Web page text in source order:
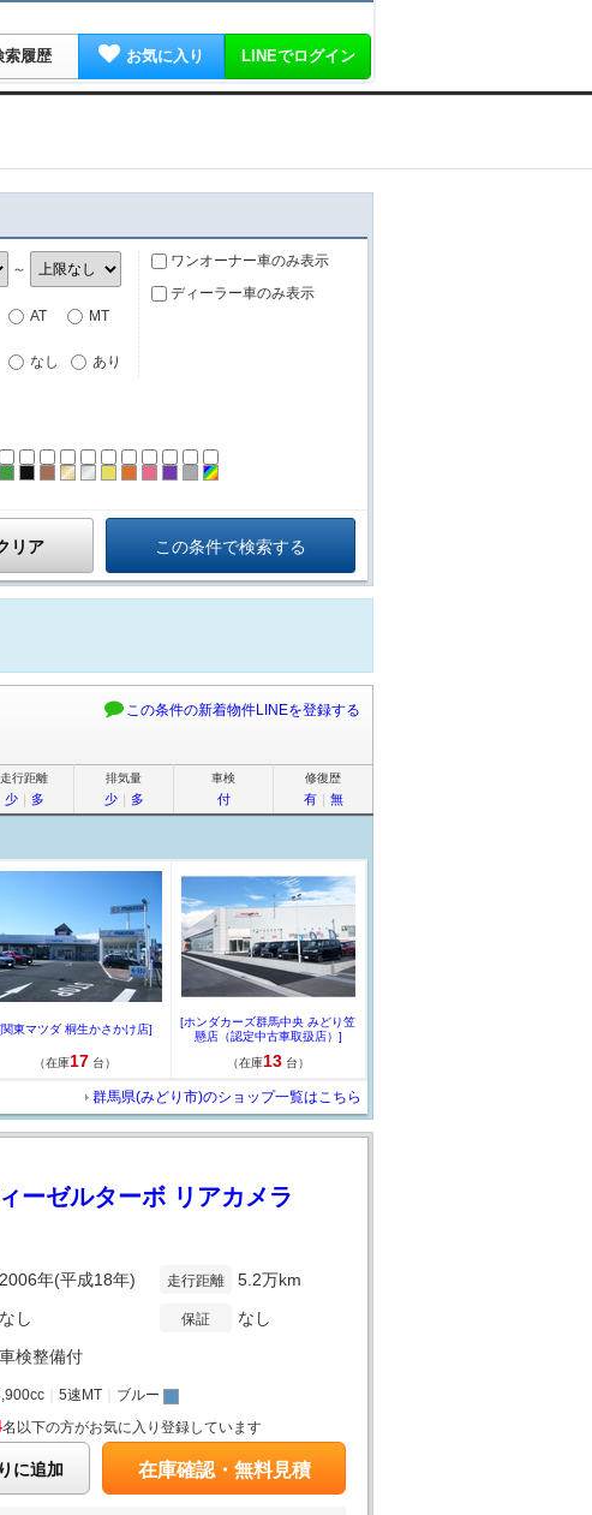
索履歴 お気に入り LINEでログイン
～
AT MT
なし あり
ワンオーナー車のみ表示
ディーラー車のみ表示
ブルーグリーン
ブラック
ブラウンゴールド パープル
グレー
リア
この条件の新着物件LINEを登録する
走行距離
少｜ 多
排気量
少｜ 多
車検
付
修復歴
有｜ 無
東マツダ 桐生かさかけ店]
（在庫17 台）
[ホンダカーズ群馬中央 みどり笠
懸店（認定中古車取扱店）]
（在庫13 台）
群馬県(みどり市)のショップ一覧はこちら
ーゼルターボ リアカメラ
2006年(平成18年)
なし
車検整備付
走行距離 5.2万km
保証 なし
5速MT
ブルー
名以下の方がお気に入り登録しています
に追加 在庫確認・無料見積